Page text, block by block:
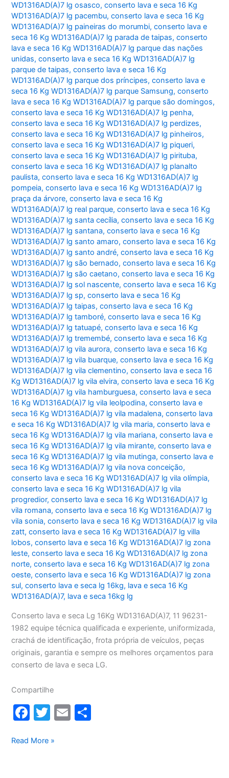
WD1316AD(A)7 lg osasco,conserto lava e seca 16 Kg
WD1316AD(A)7 lg pacembu,conserto lava e seca 16 Kg
WD1316AD(A)7 lg paineiras do morumbi,conserto lava e
seca 16 Kg WD1316AD(A)7 lg parada de taipas,conserto
lava e seca 16 Kg WD1316AD(A)7 lg parque das nações
unidas,conserto lava e seca 16 Kg WD1316AD(A)7 lg
parque de taipas,conserto lava e seca 16 Kg
WD1316AD(A)7 lg parque dos príncipes,conserto lava e
seca 16 Kg WD1316AD(A)7 lg parque Samsung,conserto
lava e seca 16 Kg WD1316AD(A)7 lg parque são domingos,
conserto lava e seca 16 Kg WD1316AD(A)7 lg penha,
conserto lava e seca 16 Kg WD1316AD(A)7 lg perdizes,
conserto lava e seca 16 Kg WD1316AD(A)7 lg pinheiros,
conserto lava e seca 16 Kg WD1316AD(A)7 lg piqueri,
conserto lava e seca 16 Kg WD1316AD(A)7 lg pirituba,
conserto lava e seca 16 Kg WD1316AD(A)7 lg planalto
paulista,conserto lava e seca 16 Kg WD1316AD(A)7 lg
pompeia,conserto lava e seca 16 Kg WD1316AD(A)7 lg
praça da árvore,conserto lava e seca 16 Kg
WD1316AD(A)7 lg real parque,conserto lava e seca 16 Kg
WD1316AD(A)7 lg santa cecília,conserto lava e seca 16 Kg
WD1316AD(A)7 lg santana,conserto lava e seca 16 Kg
WD1316AD(A)7 lg santo amaro,conserto lava e seca 16 Kg
WD1316AD(A)7 lg santo andré,conserto lava e seca 16 Kg
WD1316AD(A)7 lg são bernado,conserto lava e seca 16 Kg
WD1316AD(A)7 lg são caetano,conserto lava e seca 16 Kg
WD1316AD(A)7 lg sol nascente,conserto lava e seca 16 Kg
WD1316AD(A)7 lg sp,conserto lava e seca 16 Kg
WD1316AD(A)7 lg taipas,conserto lava e seca 16 Kg
WD1316AD(A)7 lg tamboré,conserto lava e seca 16 Kg
WD1316AD(A)7 lg tatuapé,conserto lava e seca 16 Kg
WD1316AD(A)7 lg tremembé,conserto lava e seca 16 Kg
WD1316AD(A)7 lg vila aurora,conserto lava e seca 16 Kg
WD1316AD(A)7 lg vila buarque,conserto lava e seca 16 Kg
WD1316AD(A)7 lg vila clementino,conserto lava e seca 16
Kg WD1316AD(A)7 lg vila elvira,conserto lava e seca 16 Kg
WD1316AD(A)7 lg vila hamburguesa,conserto lava e seca
16 Kg WD1316AD(A)7 lg vila leolpodina,conserto lava e
seca 16 Kg WD1316AD(A)7 lg vila madalena,conserto lava
e seca 16 Kg WD1316AD(A)7 lg vila maria,conserto lava e
seca 16 Kg WD1316AD(A)7 lg vila mariana,conserto lava e
seca 16 Kg WD1316AD(A)7 lg vila mirante,conserto lava e
seca 16 Kg WD1316AD(A)7 lg vila mutinga,conserto lava e
seca 16 Kg WD1316AD(A)7 lg vila nova conceição,
conserto lava e seca 16 Kg WD1316AD(A)7 lg vila olímpia,
conserto lava e seca 16 Kg WD1316AD(A)7 lg vila
progredior,conserto lava e seca 16 Kg WD1316AD(A)7 lg
vila romana,conserto lava e seca 16 Kg WD1316AD(A)7 lg
vila sonia,conserto lava e seca 16 Kg WD1316AD(A)7 lg vila
zatt,conserto lava e seca 16 Kg WD1316AD(A)7 lg villa
lobos,conserto lava e seca 16 Kg WD1316AD(A)7 lg zona
leste,conserto lava e seca 16 Kg WD1316AD(A)7 lg zona
norte,conserto lava e seca 16 Kg WD1316AD(A)7 lg zona
oeste,conserto lava e seca 16 Kg WD1316AD(A)7 lg zona
sul,conserto lava e seca lg 16kg, lava e seca 16 Kg
WD1316AD(A)7, lava e seca 16kg lg
Conserto lava e seca Lg 16Kg WD1316AD(A)7, 11 96231-
1982 equipe técnica qualificada e experiente, uniformizada,
crachá de identificação, frota própria de veículos, peças
originais, garantia e sempre os melhores orçamentos para
conserto de lava e seca LG.
Compartilhe
F
c
T
itt
E
Conserto
Read More »